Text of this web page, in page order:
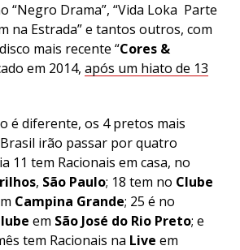
“Negro Drama”, “Vida Loka Parte
na Estrada” e tantos outros, com
mais recente “Cores &
em 2014, após um hiato de 13
é diferente, os 4 pretos mais
irão passar por quatro
11 tem Racionais em casa, no
, São Paulo; 18 tem no Clube
Campina Grande; 25 é no
em São José do Rio Preto; e
tem Racionais na Live em